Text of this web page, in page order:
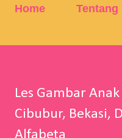
Home Tentang
Les Gambar
Cibubur, Bekasi,
Alfabeta